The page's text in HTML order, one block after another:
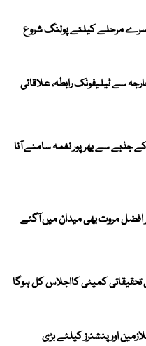
مرحلے کیلئے پولنگ شروع
سے ٹیلیفونک رابطہ، علاقائی
جذبے سے بھرپور نغمہ سامنے آنا
مروت بھی میدان میں آگئے
کمیٹی کااجلاس کل ہوگا
اور پنشنرز کیلئے بڑی